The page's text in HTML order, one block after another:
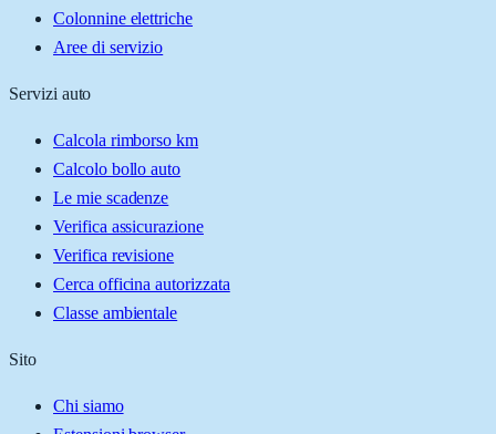
Colonnine elettriche
Aree di servizio
Servizi auto
Calcola rimborso km
Calcolo bollo auto
Le mie scadenze
Verifica assicurazione
Verifica revisione
Cerca officina autorizzata
Classe ambientale
Sito
Chi siamo